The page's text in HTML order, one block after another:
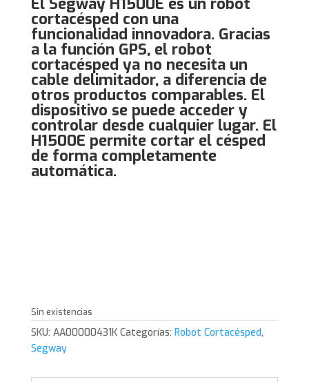
original
era:
2.419,00€.
actual
es:
2.199,00€.
cortacésped con una
funcionalidad innovadora. Gracias
a la función GPS, el robot
cortacésped ya no necesita un
cable delimitador, a diferencia de
otros productos comparables. El
dispositivo se puede acceder y
controlar desde cualquier lugar. El
H1500E permite cortar el césped
de forma completamente
automática.
Sin existencias
SKU: AA00000431K Categorías: Robot Cortacésped,
Segway